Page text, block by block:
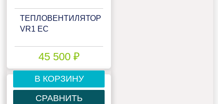
ТЕПЛОВЕНТИЛЯТОР
VR1 EC
45 500 ₽
В КОРЗИНУ
СРАВНИТЬ